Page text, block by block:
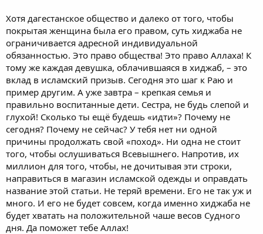
Хотя дагестанское общество и далеко от того, чтобы
покрытая женщина была его правом, суть хиджаба не
ограничивается адресной индивидуальной
обязанностью. Это право общества! Это право Аллаха! К
тому же каждая девушка, облачившаяся в хиджаб, – это
вклад в исламский призыв. Сегодня это шаг к Раю и
пример другим. А уже завтра – крепкая семья и
правильно воспитанные дети. Сестра, не будь слепой и
глухой! Сколько ты ещё будешь «идти»? Почему не
сегодня? Почему не сейчас? У тебя нет ни одной
причины продолжать свой «поход». Ни одна не стоит
того, чтобы ослушиваться Всевышнего. Напротив, их
миллион для того, чтобы, не дочитывая эти строки,
направиться в магазин исламской одежды и оправдать
название этой статьи. Не теряй времени. Его не так уж и
много. И его не будет совсем, когда именно хиджаба не
будет хватать на положительной чаше весов Судного
дня. Да поможет тебе Аллах!